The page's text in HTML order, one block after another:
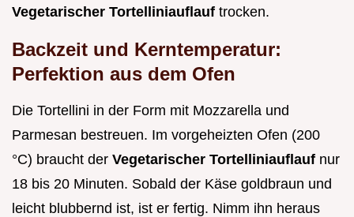
Vegetarischer Tortelliniauflauf trocken.
Backzeit und Kerntemperatur:
Perfektion aus dem Ofen
Die Tortellini in der Form mit Mozzarella und
Parmesan bestreuen. Im vorgeheizten Ofen (200
°C) braucht der Vegetarischer Tortelliniauflauf nur
18 bis 20 Minuten. Sobald der Käse goldbraun und
leicht blubbernd ist, ist er fertig. Nimm ihn heraus